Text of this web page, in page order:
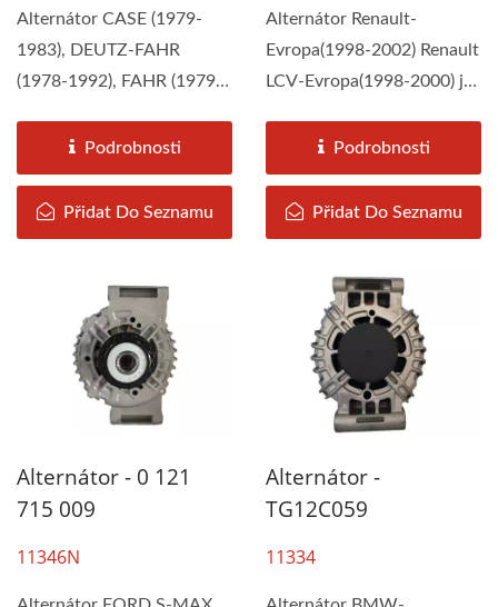
Alternátor CASE (1979-
1983), DEUTZ-FAHR
(1978-1992), FAHR (1979-
(1979-1988),...Podrobnosti
Přidat Do Seznamu
Alternátor Renault-
Evropa(1998-2002) Renault
LCV-Evropa(1998-2000) je
Podrobnosti
Přidat Do Seznamu
Alternátor - 0 121
715 009
11346N
Alternátor -
TG12C059
11334